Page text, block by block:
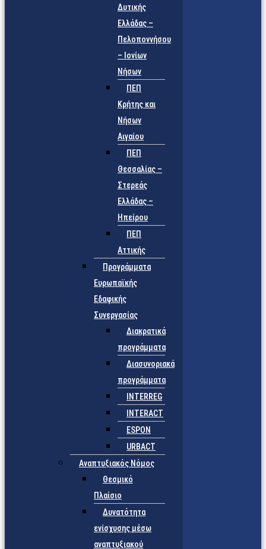
Δυτικής
Ελλάδας –
Πελοποννήσου
– Ιονίων
Νήσων
ΠΕΠ
Κρήτης και
Νήσων
Αιγαίου
ΠΕΠ
Θεσσαλίας –
Στερεάς
Ελλάδας –
Ηπείρου
ΠΕΠ
Αττικής
Προγράμματα
Ευρωπαϊκής
Εδαφικής
Συνεργασίας
Διακρατικά
προγράμματα
Διασυνοριακά
προγράμματα
INTERREG
INTERACT
ESPON
URBACT
Αναπτυξιακός Νόμος
Θεσμικό
Πλαίσιο
Δυνατότητα
ενίσχυσης μέσω
αναπτυξιακού